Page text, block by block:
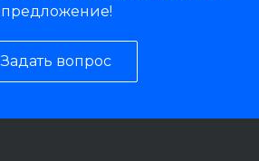
предложение!
Задать вопрос